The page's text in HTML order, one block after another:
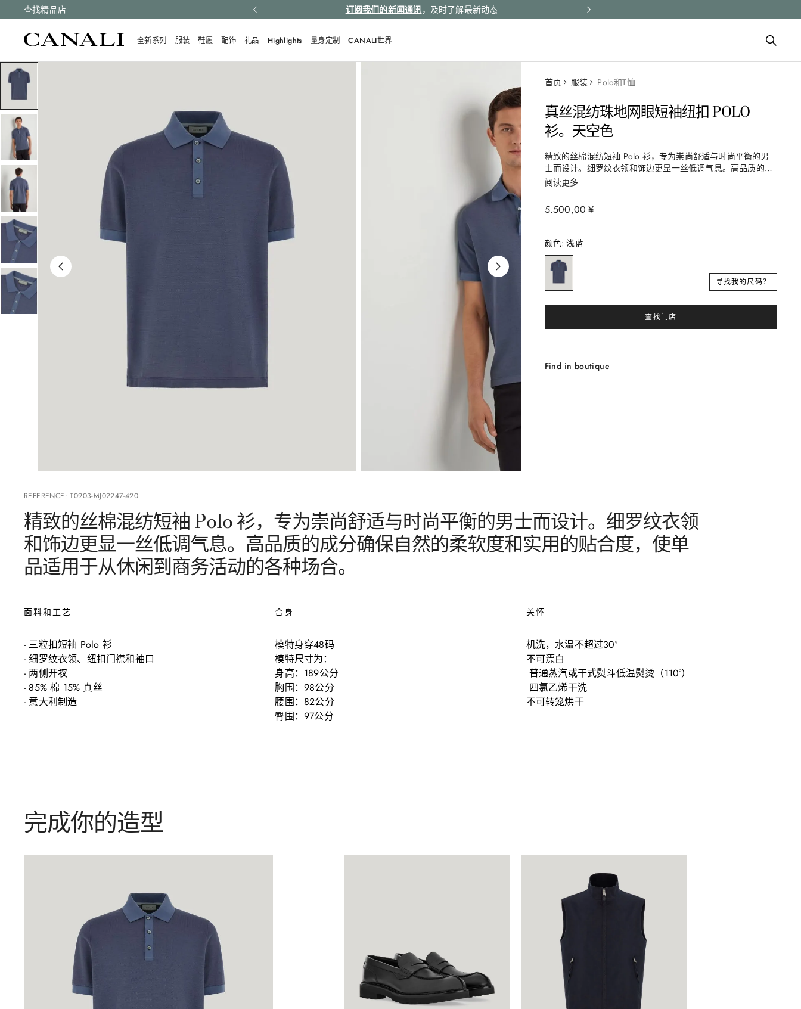
查找精品店
订单均享受快速配送和免费退货。 订阅我们的新闻通讯，及时了解最新动态
全新系列 服装 鞋履 配饰 礼品 Highlights 量身定制 CANALI世界
首页 服装 Polo和T恤
真丝混纺珠地网眼短袖纽扣 POLO
衫。天空色
精致的丝棉混纺短袖 Polo 衫，专为崇尚舒适与时尚平衡的男
士而设计。细罗纹衣领和饰边更显一丝低调气息。高品质的成
分确保自然的柔软度和实用的贴合度，使单品适用于从休闲到
商务活动的各种场合。
阅读更多
¥
5 ,
500
. 00
颜色:浅蓝
寻找我的尺码？
查找门店
Find in boutique
REFERENCE:T0903-MJ02247-420
精致的丝棉混纺短袖 Polo 衫，专为崇尚舒适与时尚平衡的男士而设计。细罗纹衣领
和饰边更显一丝低调气息。高品质的成分确保自然的柔软度和实用的贴合度，使单
品适用于从休闲到商务活动的各种场合。
合身
模特身穿48码
模特尺寸为：
身高：189公分
胸围：98公分
腰围：82公分
臀围：97公分
关怀
机洗，水温不超过30°
不可漂白
不可转笼烘干
面料和工艺
- 三粒扣短袖 Polo 衫
- 细罗纹衣领、纽扣门襟和袖口
- 两侧开衩
- 85% 棉 15% 真丝
- 意大利制造
完成你的造型